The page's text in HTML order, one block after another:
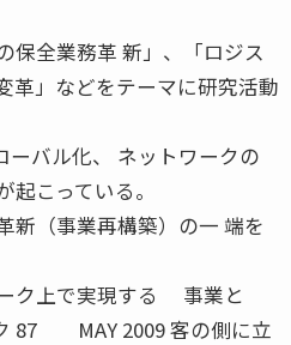
保全業務革 新」、「ロジス
革」などをテーマに研究活動
バル化、 ネットワークの
こっている。
新（事業再構築）の一 端を
ク上で実現する 事業と
87 MAY 2009 客の側に立